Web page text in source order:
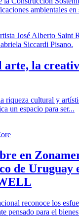
ambientales en
arte, la
riqueza cultural y
un espacio para ser...
en
de Uruguay
reconoce los
pensado para el